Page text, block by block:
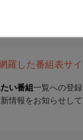
羅した番組表サイ
たい番組 一覧への登録
情報をお知らせし